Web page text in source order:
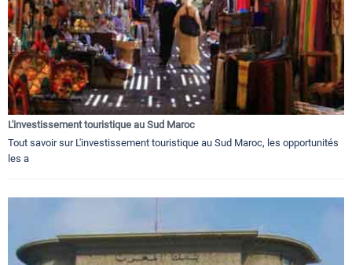
L'investissement touristique au Sud Maroc
Tout savoir sur L'investissement touristique au Sud Maroc, les opportunités
les a